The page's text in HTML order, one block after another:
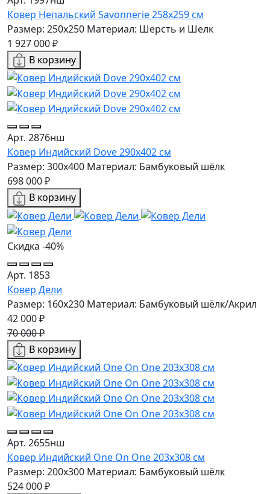
Ковер Непальский Savonnerie 258x259 см
Размер: 250x250 Материал: Шерсть и Шелк
1 927 000 ₽
В корзину
Арт. 2876нш
Ковер Индийский Dove 290x402 см
Размер: 300x400 Материал: Бамбуковый шёлк
698 000 ₽
В корзину
Скидка -40%
Арт. 1853
Ковер Дели
Размер: 160х230 Материал: Бамбуковый шёлк/Акрил
42 000 ₽
70 000 ₽
В корзину
Арт. 2655нш
Ковер Индийский One On One 203x308 см
Размер: 200x300 Материал: Бамбуковый шёлк
524 000 ₽